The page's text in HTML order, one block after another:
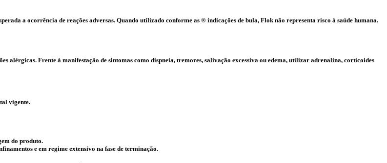
a ocorrência de reações adversas. Quando utilizado conforme as ® indicações de bula, Flok não representa risco à saúde humana.
alérgicas. Frente à manifestação de sintomas como dispneia, tremores, salivação excessiva ou edema, utilizar adrenalina, corticoides
vigente.
do produto.
e em regime extensivo na fase de terminação.